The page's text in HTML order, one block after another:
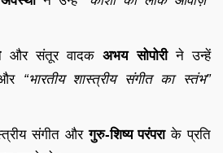
और संतूर वादकअभय सोपोरीने उन्हें
“भारतीय शास्त्रीय संगीत का स्तंभ”
संगीत औरगुरु-शिष्य परंपराके प्रति